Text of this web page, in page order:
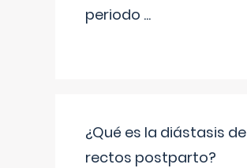
periodo ...
¿Qué es la diástasis de
rectos postparto?